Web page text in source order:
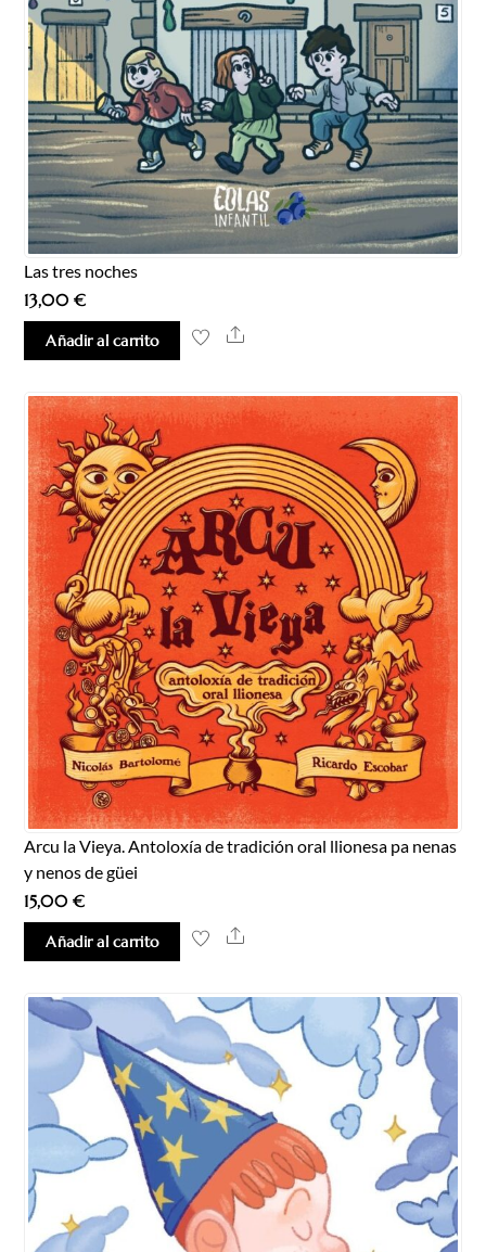
Las tres noches
13,00€
Añadir al carrito Share
Arcu la Vieya. Antoloxía de tradición oral llionesa pa nenas
y nenos de güei
15,00€
Añadir al carrito Share